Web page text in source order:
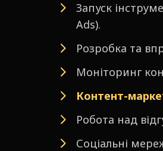
Запуск
Ads).
Розробка та
Моніторинг
Контент-
Робота над
Соціальні